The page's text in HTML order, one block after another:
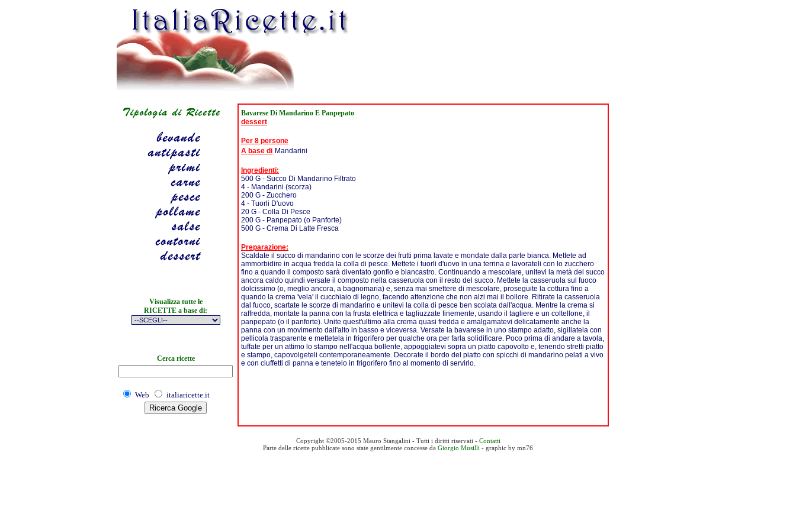
Visualizza tutte le
RICETTE a base di:
Cerca ricette
Web italiaricette.it
Bavarese Di Mandarino E Panpepato
dessert
Per 8 persone
A base di Mandarini
Ingredienti:
500 G - Succo Di Mandarino Filtrato
4 - Mandarini (scorza)
200 G - Zucchero
4 - Tuorli D'uovo
20 G - Colla Di Pesce
200 G - Panpepato (o Panforte)
500 G - Crema Di Latte Fresca
Preparazione:
Scaldate il succo di mandarino con le scorze dei frutti prima lavate e mondate dalla parte bianca. Mettete ad
ammorbidire in acqua fredda la colla di pesce. Mettete i tuorli d'uovo in una terrina e lavorateli con lo zucchero
fino a quando il composto sarà diventato gonfio e biancastro. Continuando a mescolare, unitevi la metà del succo
ancora caldo quindi versate il composto nella casseruola con il resto del succo. Mettete la casseruola sul fuoco
dolcissimo (o, meglio ancora, a bagnomaria) e, senza mai smettere di mescolare, proseguite la cottura fino a
quando la crema 'vela' il cucchiaio di legno, facendo attenzione che non alzi mai il bollore. Ritirate la casseruola
dal fuoco, scartate le scorze di mandarino e unitevi la colla di pesce ben scolata dall'acqua. Mentre la crema si
raffredda, montate la panna con la frusta elettrica e tagliuzzate finemente, usando il tagliere e un coltellone, il
panpepato (o il panforte). Unite quest'ultimo alla crema quasi fredda e amalgamatevi delicatamente anche la
panna con un movimento dall'alto in basso e viceversa. Versate la bavarese in uno stampo adatto, sigillatela con
pellicola trasparente e mettetela in frigorifero per qualche ora per farla solidificare. Poco prima di andare a tavola,
tuffate per un attimo lo stampo nell'acqua bollente, appoggiatevi sopra un piatto capovolto e, tenendo stretti piatto
e stampo, capovolgeteli contemporaneamente. Decorate il bordo del piatto con spicchi di mandarino pelati a vivo
e con ciuffetti di panna e tenetelo in frigorifero fino al momento di servirlo.
Copyright ©2005-2015 Mauro Stangalini - Tutti i diritti riservati - Contatti
Parte delle ricette pubblicate sono state gentilmente concesse da Giorgio Musilli - graphic by mn76